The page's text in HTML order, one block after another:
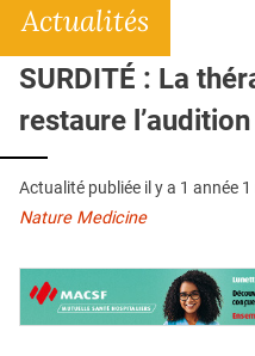
L'APP
QUI SOMMES-NOUS ?
PUBLICITÉ
CONDITIONS GÉNÉRALES
CONTACT
Actualités
SURDITÉ : La
restaure l’audition
Actualité publiée il y a 1 année
Nature Medicine